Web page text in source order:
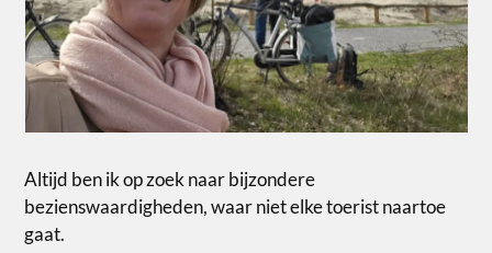
Altijd ben ik op zoek naar bijzondere
bezienswaardigheden, waar niet elke toerist naartoe
gaat.